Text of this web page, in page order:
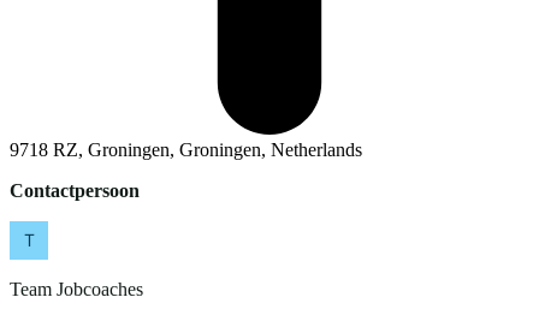
9718 RZ, Groningen, Groningen, Netherlands
Contactpersoon
Team Jobcoaches